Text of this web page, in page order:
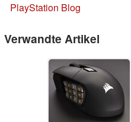
PlayStation Blog
Verwandte Artikel